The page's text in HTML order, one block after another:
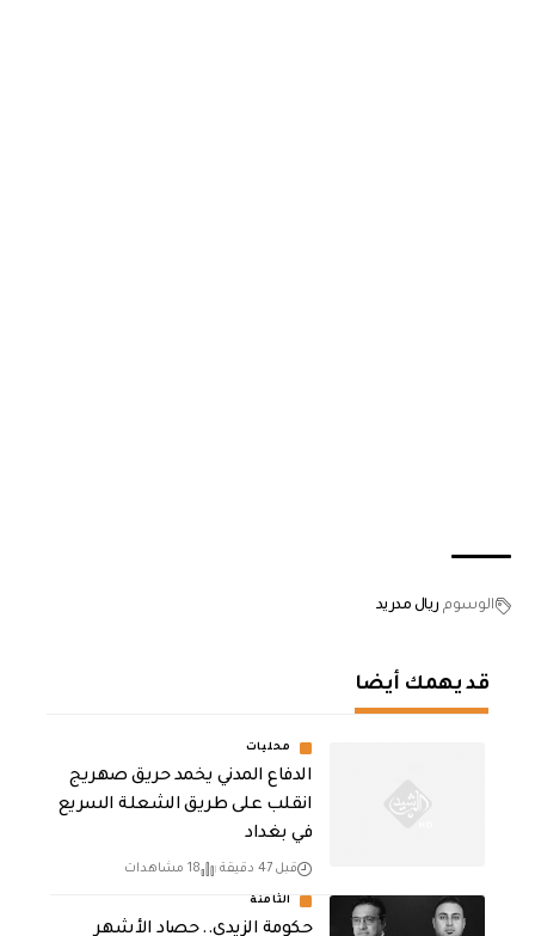
الوسوم ريال مدريد
قد يهمك أيضا
محليات
الدفاع المدني يخمد حريق صهريج
انقلب على طريق الشعلة السريع
في بغداد
قبل 47 دقيقة 18 مشاهدات
الثامنة
حكومة الزيدي.. حصاد الأشهر